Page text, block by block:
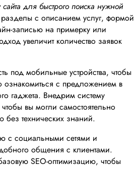
сайта для быстрого поиска нужной
с описанием услуг, формой
записью на примерку или
увеличит количество заявок
под мобильные устройства, чтобы
ознакомиться с предложением в
гаджета. Внедрим систему
вы могли самостоятельно
технических знаний.
с социальными сетями и
общения с клиентами.
SEO-оптимизацию, чтобы